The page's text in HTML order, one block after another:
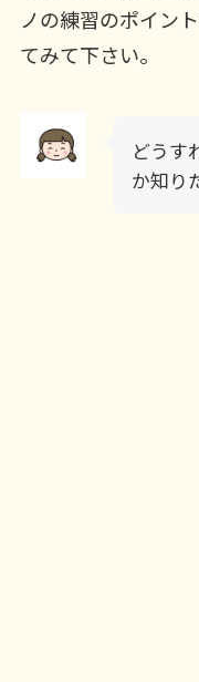
ノの練習のポイン
てみて下さい。
どうす
か知り